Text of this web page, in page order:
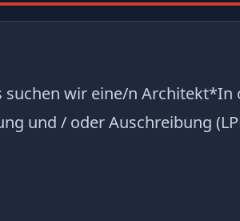
suchen wir eine/n Architekt*In
und / oder Auschreibung